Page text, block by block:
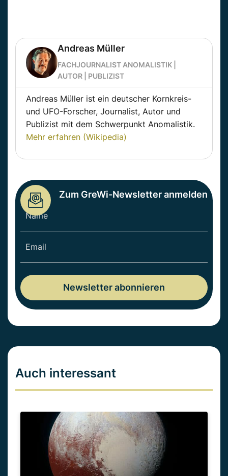
Andreas Müller
FACHJOURNALIST ANOMALISTIK |
AUTOR | PUBLIZIST
Andreas Müller ist ein deutscher Kornkreis-
und UFO-Forscher, Journalist, Autor und
Publizist mit dem Schwerpunkt Anomalistik.
Mehr erfahren (Wikipedia)
Zum GreWi-Newsletter anmelden
Auch interessant